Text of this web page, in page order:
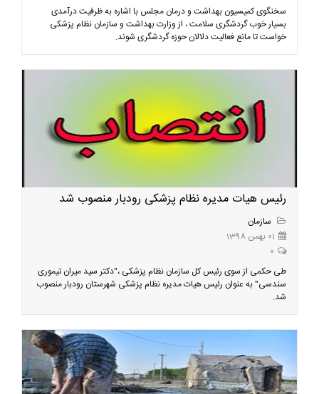
سخنگوی کمیسیون بهداشت و درمان مجلس با اشاره به ظرفیت درآمدی
بسیار خوب گردشگری سلامت ، از وزارت بهداشت و سازمان نظام پزشکی
خواست تا مانع فعالیت‌ دلالان حوزه گردشگری شوند.
رئیس هیات مدیره نظام پزشکی رودبار منصوب شد
سازمان
01 بهمن 1398
0
طی حکمی از سوی رئیس کل سازمان نظام پزشکی ،"دکتر سید میران تیموری
سندسی" به عنوان رئیس هیات مدیره نظام پزشکی شهرستان رودبار منصوب
شد.